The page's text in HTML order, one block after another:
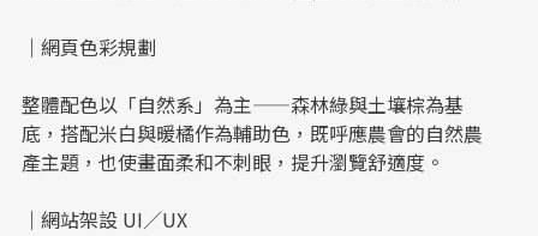
｜網頁色彩規劃
整體配色以「自然系」為主——森林綠與土壤棕為基
底，搭配米白與暖橘作為輔助色，既呼應農會的自然農
產主題，也使畫面柔和不刺眼，提升瀏覽舒適度。
｜網站架設 UI／UX